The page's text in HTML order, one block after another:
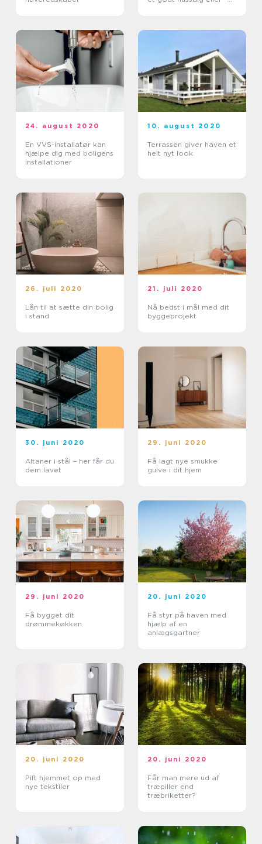
24. august 2020
En VVS-installatør kan
hjælpe dig med boligens
installationer
10. august 2020
Terrassen giver haven et
helt nyt look
26. juli 2020
Lån til at sætte din bolig
i stand
21. juli 2020
Nå bedst i mål med dit
byggeprojekt
30. juni 2020
Altaner i stål – her får du
dem lavet
29. juni 2020
Få lagt nye smukke
gulve i dit hjem
29. juni 2020
Få bygget dit
drømmekøkken
20. juni 2020
Få styr på haven med
hjælp af en
anlægsgartner
20. juni 2020
Pift hjemmet op med
nye tekstiler
20. juni 2020
Får man mere ud af
træpiller end
træbriketter?